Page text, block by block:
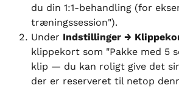
du din 1:1-behandling (for
træningssession").
Under Indstillinger →
klippekort som "Pakke med 5
klip — du kan roligt give det
der er reserveret til netop